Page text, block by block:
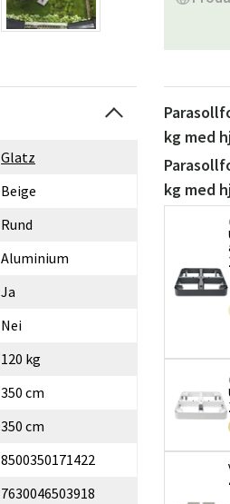
Glatz
Beige
Rund
Aluminium
Ja
Nei
120 kg
350 cm
350 cm
8500350171422
7630046503918
kg med
kg med